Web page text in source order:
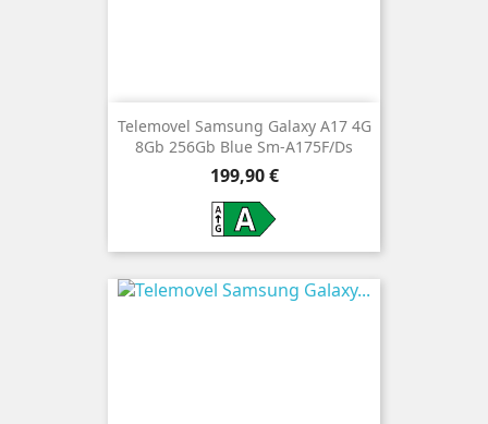
Telemovel Samsung Galaxy A17 4G
8Gb 256Gb Blue Sm-A175F/Ds
Preço
199,90 €